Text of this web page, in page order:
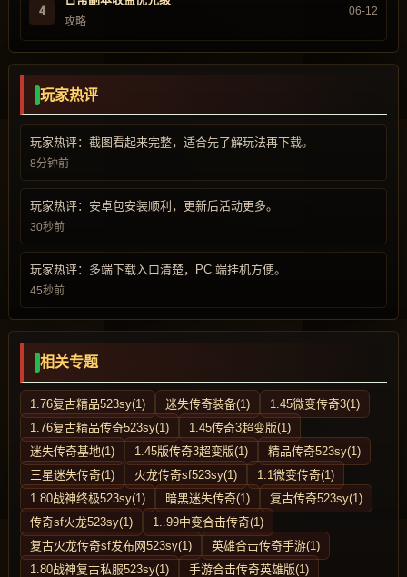
4
攻略
06-12
玩家热评
玩家热评：截图看起来完整，适合先了解玩法再下载。
8分钟前
玩家热评：安卓包安装顺利，更新后活动更多。
30秒前
玩家热评：多端下载入口清楚，PC 端挂机方便。
45秒前
相关专题
1.76复古精品523sy(1) 迷失传奇装备(1)
1.45微变传奇3(1)
1.76复古精品传奇523sy(1)
1.45传奇3超变版(1)
迷失传奇基地(1)
1.45版传奇3超变版(1)
精品传奇523sy(1)
三星迷失传奇(1)
火龙传奇sf523sy(1)
1.1微变传奇(1)
1.80战神终极523sy(1)
暗黑迷失传奇(1)
复古传奇523sy(1)
传奇sf火龙523sy(1)
1..99中变合击传奇(1)
复古火龙传奇sf发布网523sy(1)
英雄合击传奇手游(1)
1.80战神复古私服523sy(1)
手游合击传奇英雄版(1)